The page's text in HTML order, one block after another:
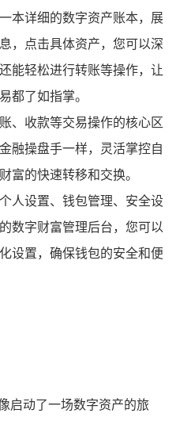
本详细的数字资产账本，展
，点击具体资产，您可以深
能轻松进行转账等操作，让
都了如指掌。
、收款等交易操作的核心区
融操盘手一样，灵活掌控自
富的快速转移和交换。
人设置、钱包管理、安全设
数字财富管理后台，您可以
设置，确保钱包的安全和便
启动了一场数字资产的旅